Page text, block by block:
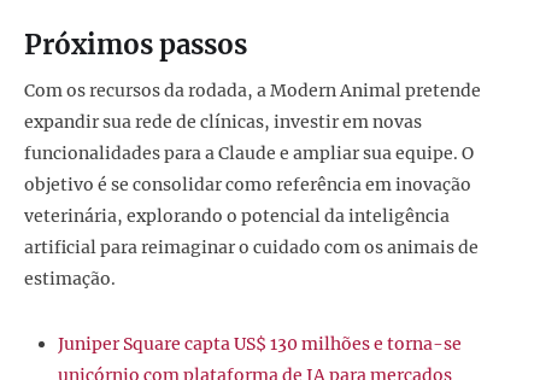
Próximos passos
Com os recursos da rodada, a Modern Animal pretende
expandir sua rede de clínicas, investir em novas
funcionalidades para a Claude e ampliar sua equipe. O
objetivo é se consolidar como referência em inovação
veterinária, explorando o potencial da inteligência
artificial para reimaginar o cuidado com os animais de
estimação.
Juniper Square capta US$ 130 milhões e torna-se
unicórnio com plataforma de IA para mercados